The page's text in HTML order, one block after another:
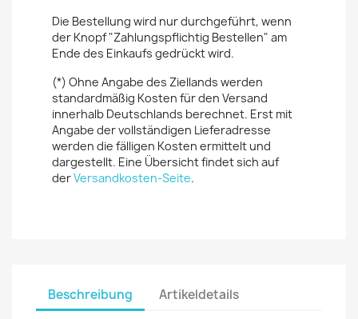
Die Bestellung wird nur durchgeführt, wenn
der Knopf "Zahlungspflichtig Bestellen" am
Ende des Einkaufs gedrückt wird.
(*) Ohne Angabe des Ziellands werden
standardmäßig Kosten für den Versand
innerhalb Deutschlands berechnet. Erst mit
Angabe der vollständigen Lieferadresse
werden die fälligen Kosten ermittelt und
dargestellt. Eine Übersicht findet sich auf
derVersandkosten-Seite.
Beschreibung Artikeldetails